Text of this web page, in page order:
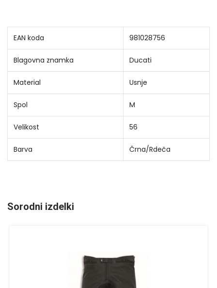
EAN koda 981028756
Blagovna znamka Ducati
Material Usnje
Spol M
Velikost 56
Barva Črna/Rdeča
Sorodni izdelki